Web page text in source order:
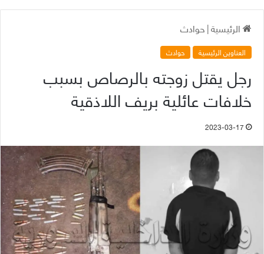
الرئيسية|حوادث
العناوين الرئيسية حوادث
رجل يقتل زوجته بالرصاص بسبب
خلافات عائلية بريف اللاذقية
2023-03-17